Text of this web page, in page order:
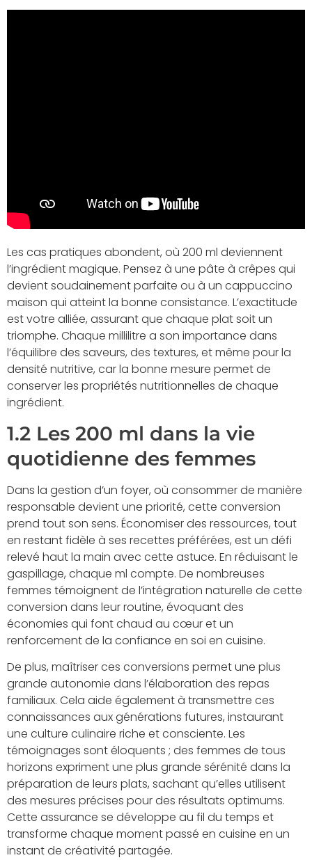
Les cas pratiques abondent, où 200 ml deviennent
l’ingrédient magique. Pensez à une pâte à crêpes qui
devient soudainement parfaite ou à un cappuccino
maison qui atteint la bonne consistance. L’exactitude
est votre alliée, assurant que chaque plat soit un
triomphe. Chaque millilitre a son importance dans
l’équilibre des saveurs, des textures, et même pour la
densité nutritive, car la bonne mesure permet de
conserver les propriétés nutritionnelles de chaque
ingrédient.
1.2 Les 200 ml dans la vie
quotidienne des femmes
Dans la gestion d’un foyer, où consommer de manière
responsable devient une priorité, cette conversion
prend tout son sens. Économiser des ressources, tout
en restant fidèle à ses recettes préférées, est un défi
relevé haut la main avec cette astuce. En réduisant le
gaspillage, chaque ml compte. De nombreuses
femmes témoignent de l’intégration naturelle de cette
conversion dans leur routine, évoquant des
économies qui font chaud au cœur et un
renforcement de la confiance en soi en cuisine.
De plus, maîtriser ces conversions permet une plus
grande autonomie dans l’élaboration des repas
familiaux. Cela aide également à transmettre ces
connaissances aux générations futures, instaurant
une culture culinaire riche et consciente. Les
témoignages sont éloquents ; des femmes de tous
horizons expriment une plus grande sérénité dans la
préparation de leurs plats, sachant qu’elles utilisent
des mesures précises pour des résultats optimums.
Cette assurance se développe au fil du temps et
transforme chaque moment passé en cuisine en un
instant de créativité partagée.